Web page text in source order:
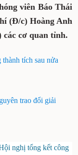
viên Báo Thái
(Đ/c) Hoàng Anh
cơ quan tỉnh.
tích sau nửa
trao đổi giải
nghị tổng kết công